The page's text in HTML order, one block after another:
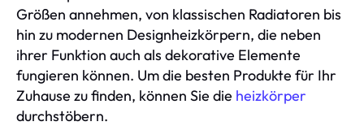
Größen annehmen, von klassischen Radiatoren bis
hin zu modernen Designheizkörpern, die neben
ihrer Funktion auch als dekorative Elemente
fungieren können. Um die besten Produkte für Ihr
Zuhause zu finden, können Sie die heizkörper
durchstöbern.